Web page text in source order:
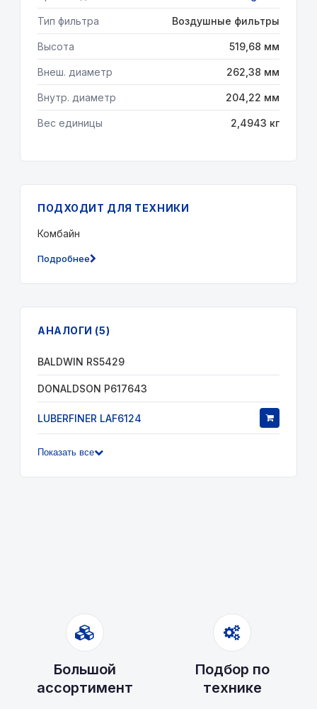
Тип фильтра Воздушные фильтры
Высота 519,68 мм
Внеш. диаметр 262,38 мм
Внутр. диаметр 204,22 мм
Вес единицы 2,4943 кг
ПОДХОДИТ ДЛЯ ТЕХНИКИ
Комбайн
Подробнее
АНАЛОГИ (5)
BALDWIN RS5429
DONALDSON P617643
LUBERFINER LAF6124
Показать все
Большой
ассортимент
Подбор по
технике